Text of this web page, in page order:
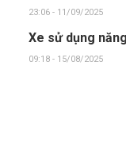
23:06 - 11/09/2025
Xe sử dụng
09:18 - 15/08/2025